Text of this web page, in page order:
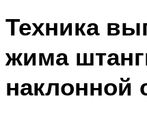
Техника
жима
наклонной